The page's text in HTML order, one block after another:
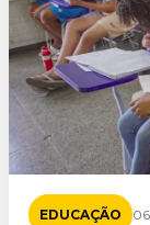
EDUCAÇÃO